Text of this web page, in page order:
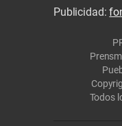
Publicidad:
Todos